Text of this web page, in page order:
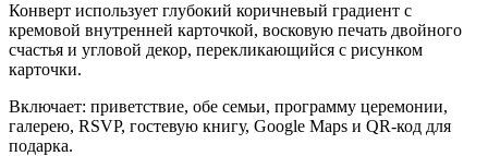
Конверт использует глубокий коричневый градиент с
кремовой внутренней карточкой, восковую печать двойного
счастья и угловой декор, перекликающийся с рисунком
карточки.
Включает: приветствие, обе семьи, программу церемонии,
галерею, RSVP, гостевую книгу, Google Maps и QR-код для
подарка.